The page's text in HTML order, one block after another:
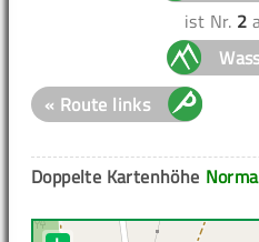
ist Nr. 2
« Route links
Doppelte Kartenhöhe